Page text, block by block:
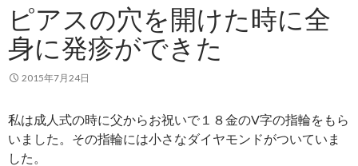
ッ
プ
ピアスの穴を開けた時に全
身に発疹ができた
2015年7月24日
私は成人式の時に父からお祝いで１８金のV字の指輪をもら
いました。その指輪には小さなダイヤモンドがついていま
した。